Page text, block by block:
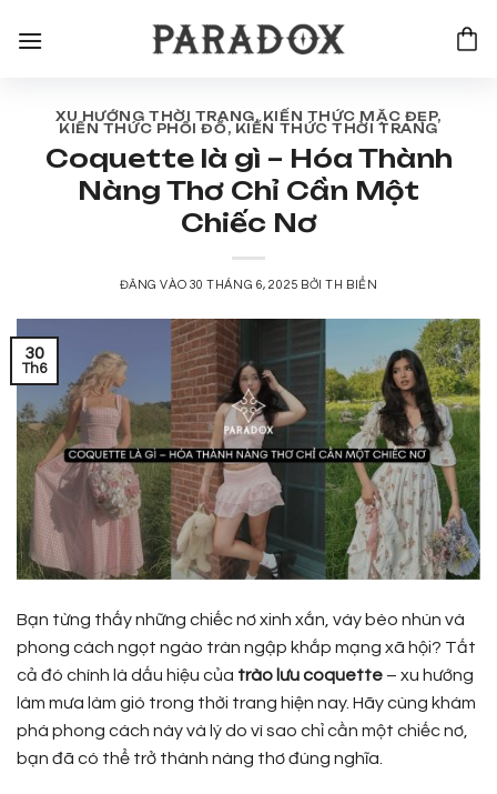
qua
XU HƯỚNG THỜI TRANG, KIẾN THỨC MẶC ĐẸP,
KIẾN THỨC PHỐI ĐỒ, KIẾN THỨC THỜI TRANG
Coquette là gì – Hóa Thành
Nàng Thơ Chỉ Cần Một
Chiếc Nơ
ĐĂNG VÀO 30 THÁNG 6, 2025 BỞITH BIỂN
30
Th6
Bạn từng thấy những chiếc nơ xinh xắn, váy bèo nhún và
phong cách ngọt ngào tràn ngập khắp mạng xã hội? Tất
cả đó chính là dấu hiệu của trào lưu coquette – xu hướng
làm mưa làm gió trong thời trang hiện nay. Hãy cùng khám
phá phong cách này và lý do vì sao chỉ cần một chiếc nơ,
bạn đã có thể trở thành nàng thơ đúng nghĩa.